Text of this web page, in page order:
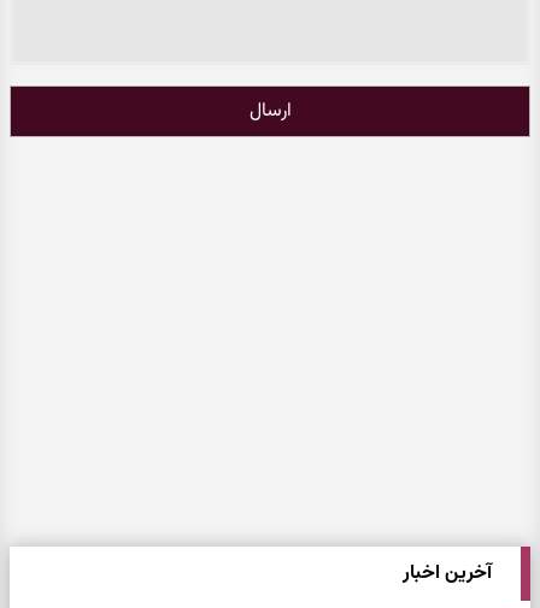
ارسال
آخرین اخبار